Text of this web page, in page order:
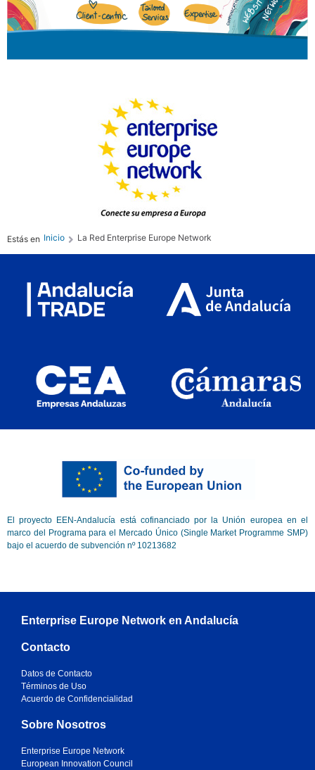
Estás en Inicio La Red Enterprise Europe Network
El proyecto EEN-Andalucía está cofinanciado por la Unión europea en el
marco del Programa para el Mercado Único (Single Market Programme SMP)
bajo el acuerdo de subvención nº 10213682
Enterprise Europe Network en Andalucía
Contacto
Datos de Contacto
Términos de Uso
Acuerdo de Confidencialidad
Sobre Nosotros
Enterprise Europe Network
European Innovation Council